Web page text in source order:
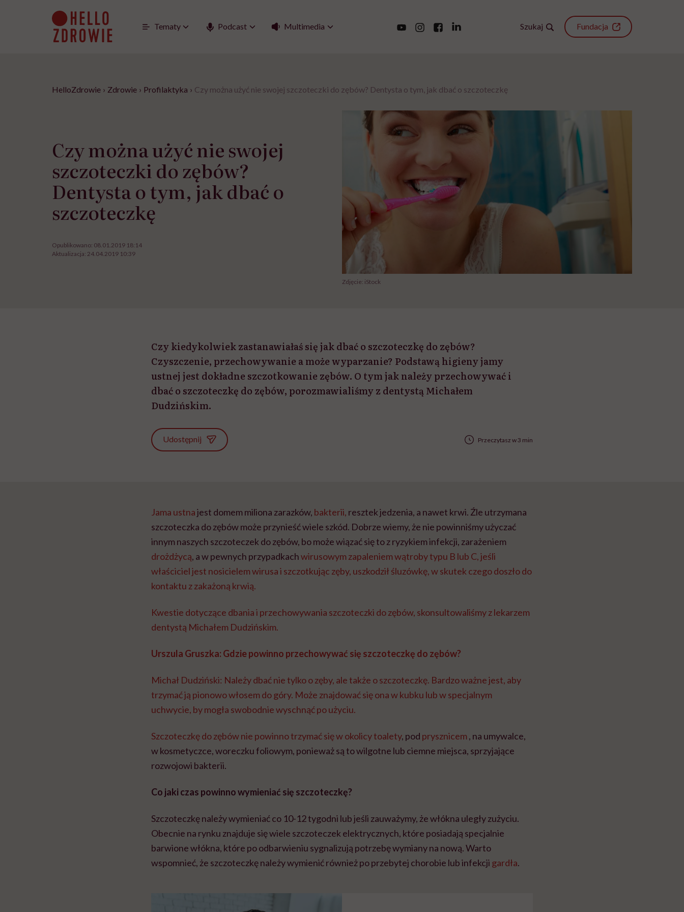
Tematy Podcast Multimedia Szukaj Fundacja
HelloZdrowie › Zdrowie › Profilaktyka › Czy można użyć nie swojej szczoteczki do zębów? Dentysta o tym, jak dbać o szczoteczkę
Czy można użyć nie swojej
szczoteczki do zębów?
Dentysta o tym, jak dbać o
szczoteczkę
Opublikowano: 08.01.2019 18:14
Aktualizacja: 24.04.2019 10:39
Zdjęcie: iStock
Czy kiedykolwiek zastanawiałaś się jak dbać o szczoteczkę do zębów?
Czyszczenie, przechowywanie a może wyparzanie? Podstawą higieny jamy
ustnej jest dokładne szczotkowanie zębów. O tym jak należy przechowywać i
dbać o szczoteczkę do zębów, porozmawialiśmy z dentystą Michałem
Dudzińskim.
Udostępnij Przeczytasz w 3 min
Jama ustnajest domem miliona zarazków, bakterii, resztek jedzenia, a nawet krwi. Źle utrzymana
szczoteczka do zębów może przynieść wiele szkód. Dobrze wiemy, że nie powinniśmy użyczać
innym naszych szczoteczek do zębów, bo może wiązać się to z ryzykiem infekcji, zarażeniem
drożdżycą, a w pewnych przypadkachwirusowym zapaleniem wątroby typu B lub C, jeśli
właściciel jest nosicielem wirusa i szczotkując zęby, uszkodził śluzówkę, w skutek czego doszło do
kontaktu z zakażoną krwią.
Kwestie dotyczące dbania i przechowywania szczoteczki do zębów, skonsultowaliśmy z lekarzem
dentystą Michałem Dudzińskim.
Urszula Gruszka: Gdzie powinno przechowywać się szczoteczkę do zębów?
Michał Dudziński: Należy dbać nie tylko o zęby, ale także o szczoteczkę. Bardzo ważne jest, aby
trzymać ją pionowo włosem do góry. Może znajdować się ona w kubku lub w specjalnym
uchwycie, by mogła swobodnie wyschnąć po użyciu.
Szczoteczkę do zębów nie powinno trzymać się w okolicytoalety, pod prysznicem , na umywalce,
w kosmetyczce, woreczku foliowym, ponieważ są to wilgotne lub ciemne miejsca, sprzyjające
rozwojowi bakterii.
Co jaki czas powinno wymieniać się szczoteczkę?
Szczoteczkę należy wymieniać co 10-12 tygodni lub jeśli zauważymy, że włókna uległy zużyciu.
Obecnie na rynku znajduje się wiele szczoteczek elektrycznych, które posiadają specjalnie
barwione włókna, które po odbarwieniu sygnalizują potrzebę wymiany na nową. Warto
wspomnieć, że szczoteczkę należy wymienić również po przebytej chorobie lub infekcji gardła.